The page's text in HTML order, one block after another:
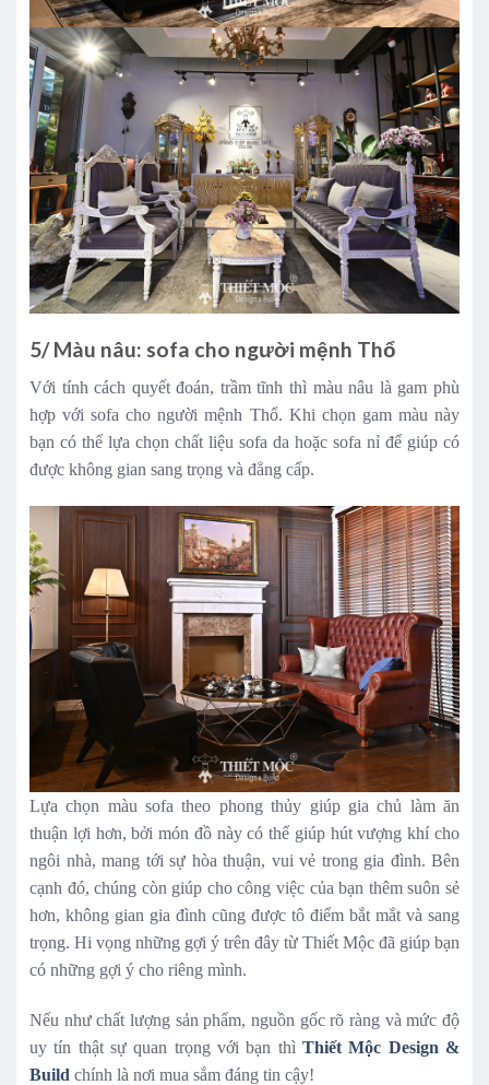
5/ Màu nâu: sofa cho người mệnh Thổ
Với tính cách quyết đoán, trầm tĩnh thì màu nâu là gam phù
hợp với sofa cho người mệnh Thổ. Khi chọn gam màu này
bạn có thể lựa chọn chất liệu sofa da hoặc sofa nỉ để giúp có
được không gian sang trọng và đẳng cấp.
Lựa chọn màu sofa theo phong thủy giúp gia chủ làm ăn
thuận lợi hơn, bởi món đồ này có thể giúp hút vượng khí cho
ngôi nhà, mang tới sự hòa thuận, vui vẻ trong gia đình. Bên
cạnh đó, chúng còn giúp cho công việc của bạn thêm suôn sẻ
hơn, không gian gia đình cũng được tô điểm bắt mắt và sang
trọng. Hi vọng những gợi ý trên đây từ Thiết Mộc đã giúp bạn
có những gợi ý cho riêng mình.
Nếu như chất lượng sản phẩm, nguồn gốc rõ ràng và mức độ
uy tín thật sự quan trọng với bạn thì Thiết Mộc Design &
Build chính là nơi mua sắm đáng tin cậy!